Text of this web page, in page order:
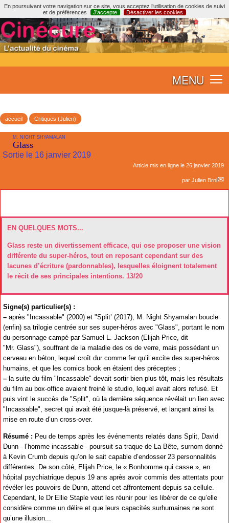
En poursuivant votre navigation sur ce site, vous acceptez l’utilisation de cookies de suivi
et de préférences
J’accepte Désactiver les cookies
MENU
accueil Critiques (Julien)
M. NIGHT SHYAMALAN
Glass
Sortie le 16 janvier 2019
Article mis en ligne le 26 janvier 2019
par Julien Brnl
EN QUELQUES MOTS...
Glass reste un divertissement efficace, qui ose proposer une vision
différente du super-héros, tout en reposant cependant sur des
lacunes d’écriture (pardonnables), lesquelles éloignent totalement
le récit de ses principales intentions. 13/20
Signe(s) particulier(s) :
– après "Incassable" (2000) et "Split’ (2017), M. Night Shyamalan boucle
(enfin) sa trilogie centrée sur ses super-héros avec "Glass", portant le nom
du personnage campé par Samuel L. Jackson (Elijah Price, dit
"Mr. Glass"), souffrant de la maladie des os de verre, mais possédant un
cerveau en béton, lequel croît dur comme fer qu’il excite des super-héros
humains, et que les comics book en étaient des préceptes ;
– la suite du film "Incassable" devait sortir bien plus tôt, mais les résultats
du film au box-office avaient freiné le studio, lequel avait alors refusé. Et
puis vint le succès de "Split", où la dernière séquence révélait un lien avec
"Incassable", secret qui avait été jusque-là préservé, et lançant ainsi la
mise en route d’un cross-over.
Résumé : Peu de temps après les événements relatés dans Split, David
Dunn - l’homme incassable - poursuit sa traque de La Bête, surnom donné
à Kevin Crumb depuis qu’on le sait capable d’endosser 23 personnalités
différentes. De son côté, Elijah Price, le « Bonhomme qui casse », en
hôpital psychiatrique depuis 19 ans après avoir commis des attentats pour
révéler les pouvoirs de Dunn, attend cet affrontement depuis sa cellule.
Cependant, le Dr Ellie Staple veut les réunir pour les libérer de ce qu’elle
considère comme un délire et que leurs capacités surhumaines ne sont
qu’une illusion...